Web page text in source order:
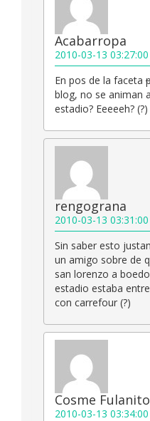
Acabarropa
2010-03-13 03:27:00
En pos de la faceta
blog, no se animan
estadio? Eeeeeh? (?)
rengograna
2010-03-13 03:31:00
Sin saber esto
un amigo sobre de
san lorenzo a
estadio estaba
con carrefour (?)
Cosme Fulanito
2010-03-13 03:34:00